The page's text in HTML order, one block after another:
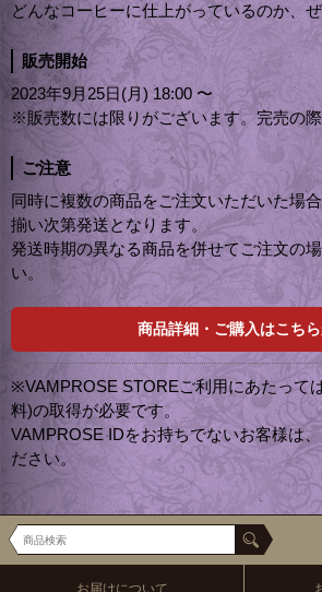
どんなコーヒーに仕上がっているのか、
販売開始
2023年9月25日(月) 18:00 〜
※販売数には限りがございます。完売の際
ご注意
同時に複数の商品をご注文いただいた場
揃い次第発送となります。
発送時期の異なる商品を併せてご注文の
い。
商品詳細・ご購入はこち
※VAMPROSE STOREご利用にあたって
料)の取得が必要です。
VAMPROSE IDをお持ちでないお客様は、
ださい。
お届けについて